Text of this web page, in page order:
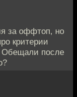
за оффтоп, но
критерии
Обещали после